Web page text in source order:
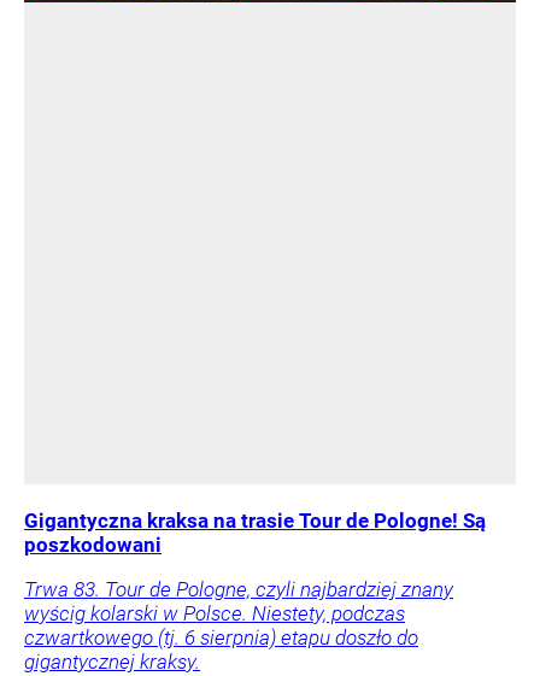
Gigantyczna kraksa na trasie Tour de Pologne! Są
poszkodowani
Trwa 83. Tour de Pologne, czyli najbardziej znany
wyścig kolarski w Polsce. Niestety, podczas
czwartkowego (tj. 6 sierpnia) etapu doszło do
gigantycznej kraksy.